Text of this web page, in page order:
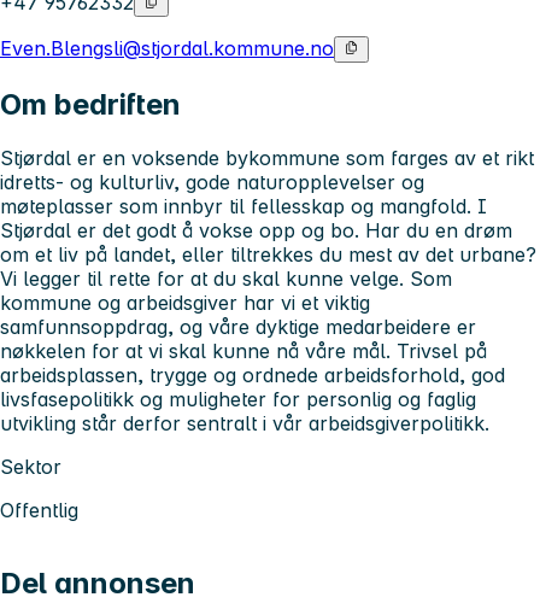
Even.Blengsli@stjordal.kommune.no
Om bedriften
Stjørdal er en voksende bykommune som farges av et rikt
idretts- og kulturliv, gode naturopplevelser og
møteplasser som innbyr til fellesskap og mangfold. I
Stjørdal er det godt å vokse opp og bo. Har du en drøm
om et liv på landet, eller tiltrekkes du mest av det urbane?
Vi legger til rette for at du skal kunne velge. Som
kommune og arbeidsgiver har vi et viktig
samfunnsoppdrag, og våre dyktige medarbeidere er
nøkkelen for at vi skal kunne nå våre mål. Trivsel på
arbeidsplassen, trygge og ordnede arbeidsforhold, god
livsfasepolitikk og muligheter for personlig og faglig
utvikling står derfor sentralt i vår arbeidsgiverpolitikk.
Sektor
Offentlig
Del annonsen